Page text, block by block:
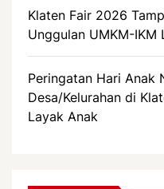
Klaten Fair 2026
Unggulan UMKM-IKM
Peringatan Hari Anak
Desa/Kelurahan di
Layak Anak